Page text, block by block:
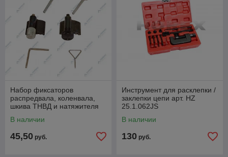
Набор фиксаторов
распредвала, коленвала,
шкива ТНВД и натяжителя
25.1.069L
В наличии
45,50 руб.
Инструмент для расклепки /
заклепки цепи арт. HZ
25.1.062JS
В наличии
130 руб.